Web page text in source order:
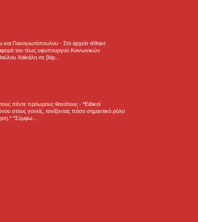
και Παναγιωτόπουλου - Στο αρχείο τέθηκε
του τέως υφυπουργού Κοινωνικών
Χαϊκάλη σε βάρ...
πέντε πρόωρους θανάτους - *Ειδικοί
στους γονείς, τονίζοντας πόσο σημαντικό ρόλο
*Σύμφω...